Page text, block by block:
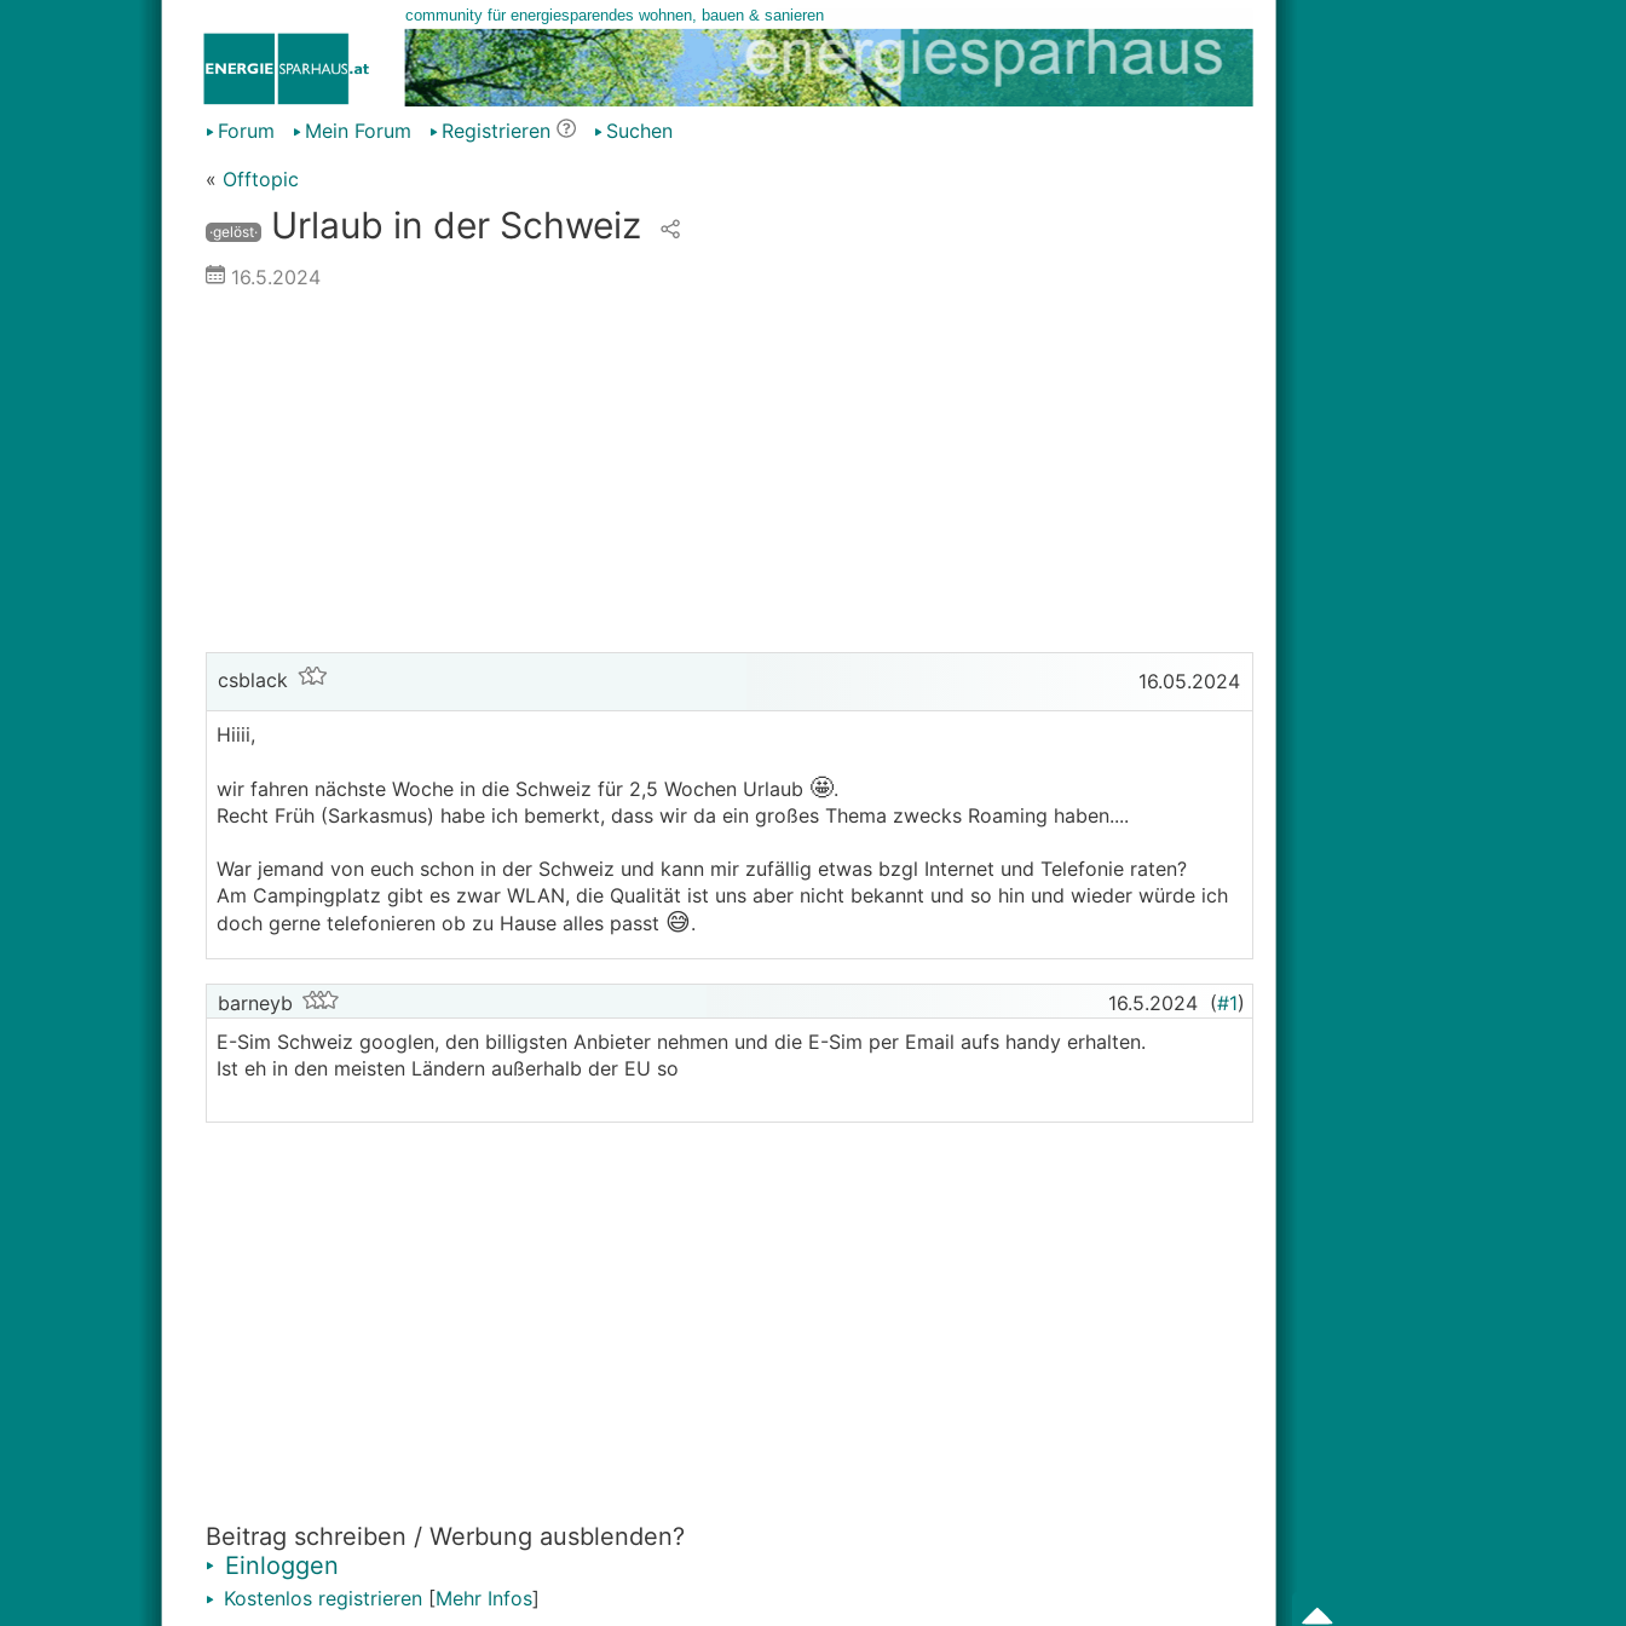
Forum Mein Forum Registrieren
Suchen
« Offtopic
·gelöst· Urlaub in der Schweiz
16.5.2024
csblack 16.05.2024
Hiiii,
wir fahren nächste Woche in die Schweiz für 2,5 Wochen Urlaub 🤩.
Recht Früh (Sarkasmus) habe ich bemerkt, dass wir da ein großes Thema zwecks Roaming haben....
War jemand von euch schon in der Schweiz und kann mir zufällig etwas bzgl Internet und Telefonie raten?
Am Campingplatz gibt es zwar WLAN, die Qualität ist uns aber nicht bekannt und so hin und wieder würde ich
doch gerne telefonieren ob zu Hause alles passt 😅.
barneyb 16.5.2024 (#1)
E-Sim Schweiz googlen, den billigsten Anbieter nehmen und die E-Sim per Email aufs handy erhalten.
Ist eh in den meisten Ländern außerhalb der EU so
Beitrag schreiben / Werbung ausblenden?
Einloggen
Kostenlos registrieren[Mehr Infos]